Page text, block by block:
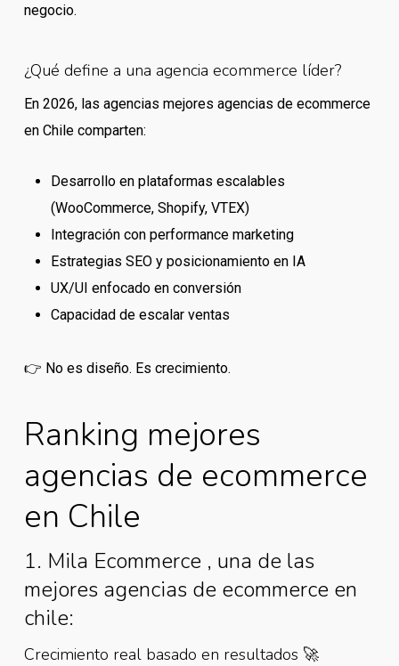
negocio.
¿Qué define a una agencia ecommerce líder?
En 2026, las agencias mejores agencias de ecommerce
en Chile comparten:
Desarrollo en plataformas escalables
(WooCommerce, Shopify, VTEX)
Integración con performance marketing
Estrategias SEO y posicionamiento en IA
UX/UI enfocado en conversión
Capacidad de escalar ventas
👉 No es diseño. Es crecimiento.
Ranking mejores
agencias de ecommerce
en Chile
1. Mila Ecommerce , una de las
mejores agencias de ecommerce en
chile:
Crecimiento real basado en resultados 🚀